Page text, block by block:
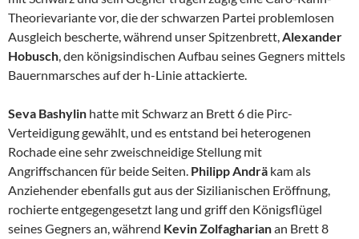
Theorievariante vor, die der schwarzen Partei problemlosen
Ausgleich bescherte, während unser Spitzenbrett,Alexander
Hobusch, den königsindischen Aufbau seines Gegners mittels
Bauernmarsches auf der h-Linie attackierte.
Seva Bashylin hatte mit Schwarz an Brett 6 die Pirc-
Verteidigung gewählt, und es entstand bei heterogenen
Rochade eine sehr zweischneidige Stellung mit
Angriffschancen für beide Seiten. Philipp Andrä kam als
Anziehender ebenfalls gut aus der Sizilianischen Eröffnung,
rochierte entgegengesetzt lang und griff den Königsflügel
seines Gegners an, während Kevin Zolfagharianan Brett 8